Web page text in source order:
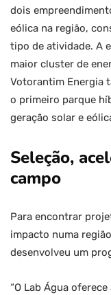
dois
eólica na região,
tipo de atividade. A
maior cluster de
Votorantim Energia
o primeiro parque
geração solar e
Seleção,
campo
Para encontrar
impacto numa
desenvolveu um
“O Lab Água